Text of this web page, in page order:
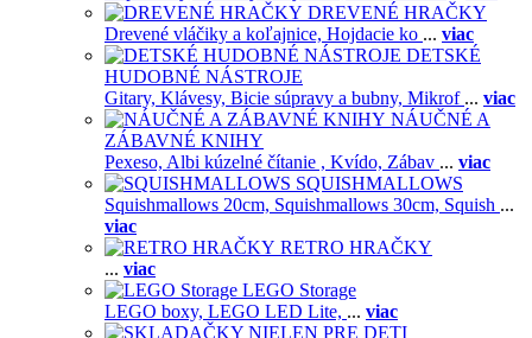
DREVENÉ HRAČKY
Drevené vláčiky a koľajnice, Hojdacie ko ... viac
DETSKÉ
HUDOBNÉ NÁSTROJE
Gitary, Klávesy, Bicie súpravy a bubny, Mikrof ... viac
NÁUČNÉ A
ZÁBAVNÉ KNIHY
Pexeso, Albi kúzelné čítanie , Kvído, Zábav ... viac
SQUISHMALLOWS
Squishmallows 20cm, Squishmallows 30cm, Squish ...
viac
RETRO HRAČKY
... viac
LEGO Storage
LEGO boxy, LEGO LED Lite, ... viac